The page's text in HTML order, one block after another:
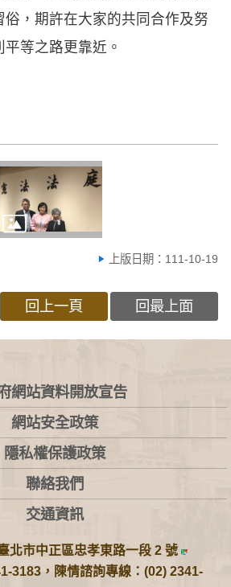
俗，期許在大家的共同合作及努
等之路更靠近。
上版日期：111-10-19
回上一頁 回最上面
網站資料開放宣告
網站安全政策
隱私權保護政策
聯絡我們
交通資訊
北市中正區忠孝東路一段 2 號
3183，陳情諮詢專線：(02) 2341-